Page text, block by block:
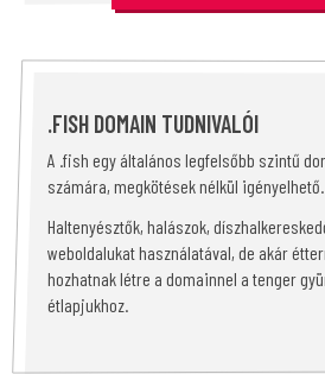
.FISH DOMAIN TUDNIVALÓI
A .fish egy általános legfelsőbb szintű
számára, megkötések nélkül igényelhető.
Haltenyésztők, halászok,
weboldalukat használatával, de akár
hozhatnak létre a domainnel a tenger
étlapjukhoz.